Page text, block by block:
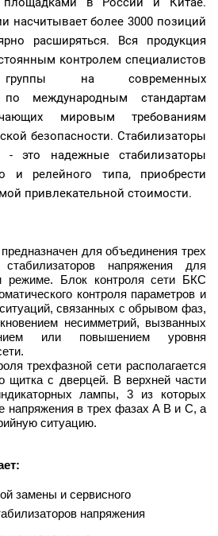
насчитывает более 3000 позиций
расширяться. Вся продукция
контролем специалистов
группы на современных
по международным стандартам
мировым требованиям
безопасности. Стабилизаторы
- это надежные стабилизаторы
и релейного типа, приобрести
привлекательной стоимости.
для объединения трех
напряжения для
режиме. Блок контроля сети БКС
контроля параметров и
связанных с обрывом фаз,
несимметрий, вызванных
или повышением уровня
трехфазной сети располагается
щитка с дверцей. В верхней части
лампы, 3 из которых
напряжения в трех фазах A B и C, а
ситуацию.
замены и сервисного
напряжения